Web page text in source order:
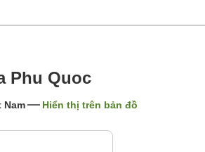
Phu Quoc
Nam Hiển thị trên bản đồ